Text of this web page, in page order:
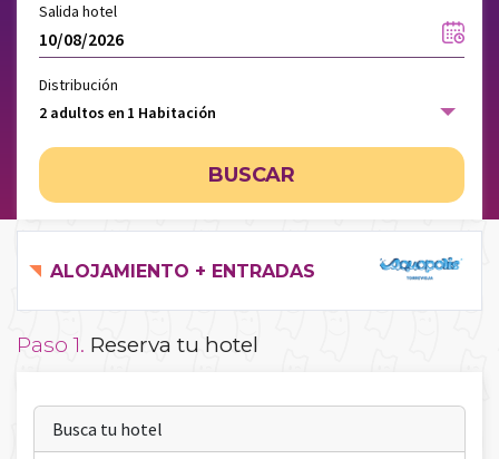
Salida hotel
Distribución
2 adultos en 1 Habitación
BUSCAR
ALOJAMIENTO + ENTRADAS
Paso 1. Reserva tu hotel
Busca tu hotel